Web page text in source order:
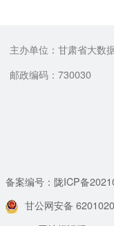
主办单位：甘肃省大数
邮政编码：730030
备案编号：陇ICP备
甘公网安备